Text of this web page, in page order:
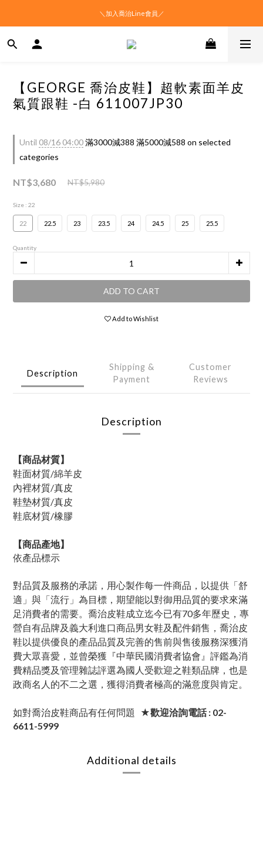
＼加入喬治Line會員／
【GEORGE 喬治皮鞋】超軟素面羊皮
氣質跟鞋 -白 611007JP30
Until 08/16 04:00滿3000減388 滿5000減588 on selected
categories
NT$3,680 NT$5,980
Size : 22
22 22.5 23 23.5 24 24.5 25 25.5
Quantity
ADD TO CART
Add to Wishlist
Description
Shipping &
Payment
Customer
Reviews
Description
【商品材質】
鞋面材質/綿羊皮
內裡材質/真皮
鞋墊材質/真皮
鞋底材質/橡膠
【商品產地】
依產品標示
對品質及服務的承諾，用心製作每一件商品，以提供「舒
適」與「流行」為目標，期望能以對御用品質的要求來滿
足消費者的需要。喬治皮鞋成立迄今已有70多年歷史，專
營自有品牌及義大利進口商品男女鞋及配件銷售，喬治皮
鞋以提供優良的產品品質及完善的售前與售後服務深獲消
費大眾喜愛，並曾榮獲『中華民國消費者協會』評鑑為消
費精品獎及管理雜誌評選為國人受歡迎之鞋類品牌，也是
政商名人的不二之選，獲得消費者極高的滿意度與肯定。
如對喬治皮鞋商品有任何問題
★歡迎洽詢電話 : 02-
6611-5999
Additional details